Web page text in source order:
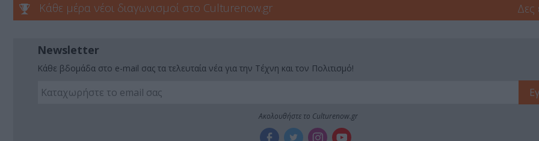
Κάθε μέρα νέοι διαγωνισμοί στο Culturenow.gr Δες
Newsletter
Κάθε βδομάδα στο e-mail σας τα τελευταία νέα για την Τέχνη και τον Πολιτισμό!
Ακολουθήστε το Culturenow.gr